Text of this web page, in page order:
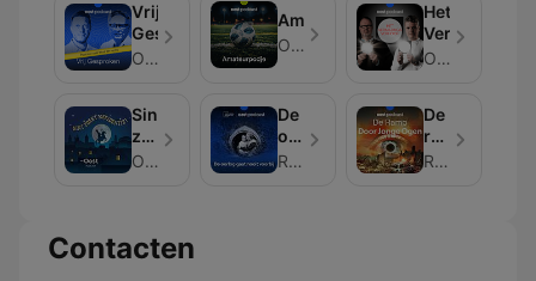
Vrij
Gesproken
Oost
Amateurpodje
Oost
Het
Oost
Sint
zoekt
residentie
Oost
De
oorlog
gaat
RTV Oost i.s.m. Overijsselacademie
De
ramp
door
RTV Oost
Contacten